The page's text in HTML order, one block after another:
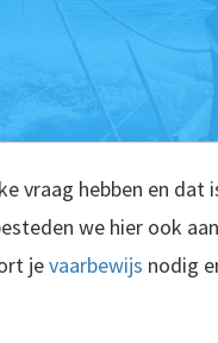
vraag hebben en
we hier ook
jevaarbewijs nodig